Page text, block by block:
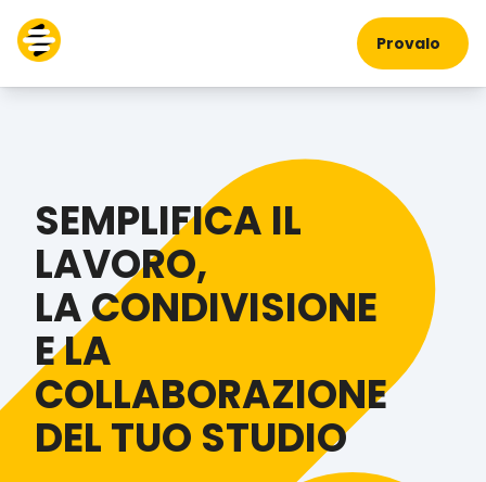
Provalo
SEMPLIFICA IL
LAVORO,
LA CONDIVISIONE
E LA
COLLABORAZIONE
DEL TUO STUDIO